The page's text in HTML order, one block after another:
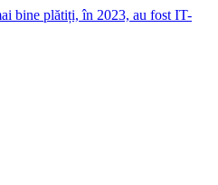
bine plătiți, în 2023, au fost IT-